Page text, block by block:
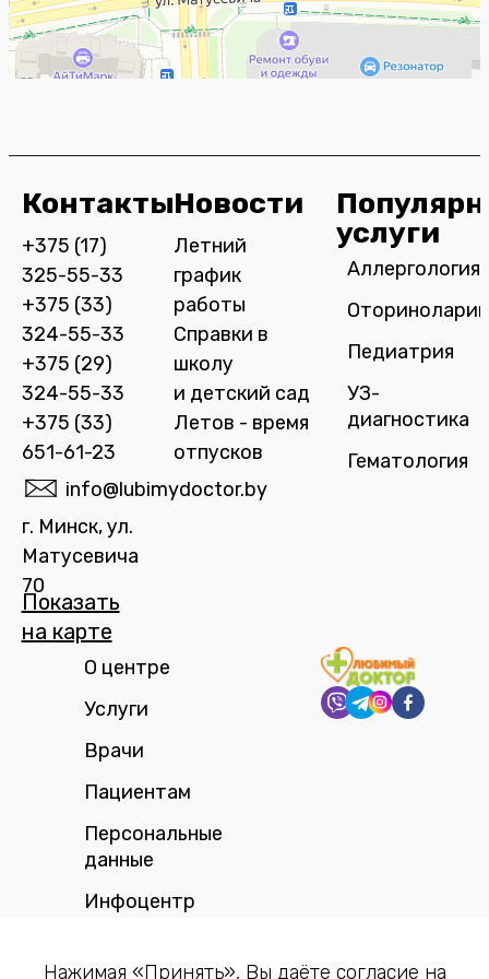
Контакты
+375 (17)
325-55-33
+375 (33)
324-55-33
+375 (29)
324-55-33
+375 (33)
651-61-23
info@lubimydoctor.by
г. Минск, ул.
Матусевича
70
Показать
на карте​
Новости
Летний
график
работы
Справки в
школу
и детский сад
Летов - время
отпусков
услуги
Аллергология
Педиатрия
УЗ-
диагностика
Гематология
О центре
Услуги
Врачи
Пациентам
Персональные
данные
Инфоцентр
Нажимая «Принять», Вы даёте согласие на